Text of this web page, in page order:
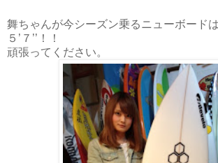
舞ちゃんが今シーズン乗るニューボード
５’７’’！！
頑張ってください。